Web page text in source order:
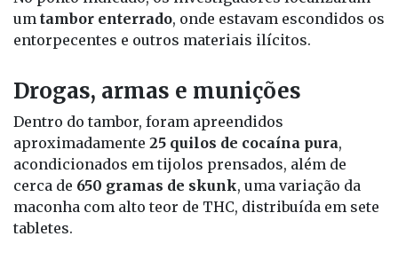
um tambor enterrado, onde estavam escondidos os
entorpecentes e outros materiais ilícitos.
Drogas, armas e munições
Dentro do tambor, foram apreendidos
aproximadamente 25 quilos de cocaína pura,
acondicionados em tijolos prensados, além de
cerca de 650 gramas de skunk, uma variação da
maconha com alto teor de THC, distribuída em sete
tabletes.